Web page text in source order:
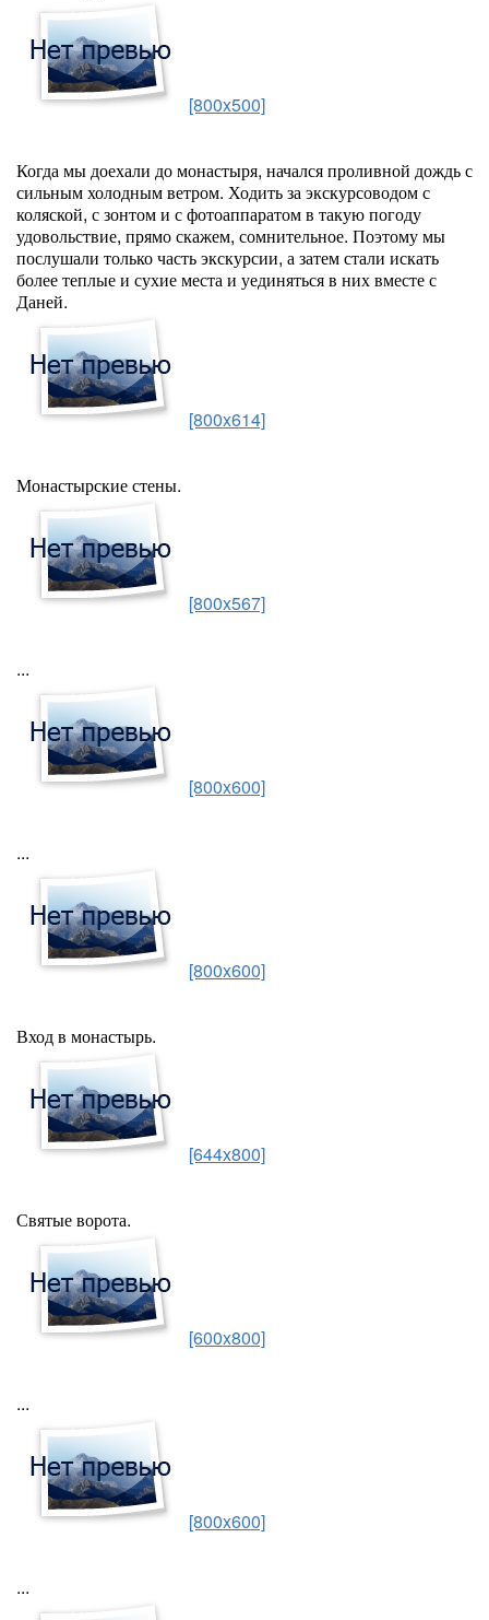
[800x500]
Когда мы доехали до монастыря, начался проливной дождь с
сильным холодным ветром. Ходить за экскурсоводом с
коляской, с зонтом и с фотоаппаратом в такую погоду
удовольствие, прямо скажем, сомнительное. Поэтому мы
послушали только часть экскурсии, а затем стали искать
более теплые и сухие места и уединяться в них вместе с
Даней.
[800x614]
Монастырские стены.
[800x567]
...
[800x600]
...
[800x600]
Вход в монастырь.
[644x800]
Святые ворота.
[600x800]
...
[800x600]
...